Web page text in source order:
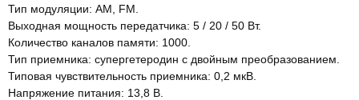
Тип модуляции: AM, FM.
Выходная мощность передатчика: 5 / 20 / 50 Вт.
Количество каналов памяти: 1000.
Тип приемника: супергетеродин с двойным преобразованием.
Типовая чувствительность приемника: 0,2 мкВ.
Напряжение питания: 13,8 В.